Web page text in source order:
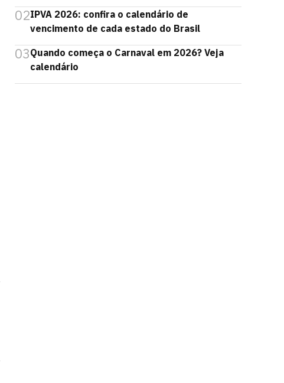
02IPVA 2026: confira o calendário de
vencimento de cada estado do Brasil
03Quando começa o Carnaval em 2026? Veja
calendário